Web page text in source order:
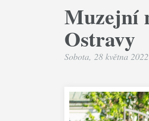
Muzejní
Ostravy
Sobota, 28 května